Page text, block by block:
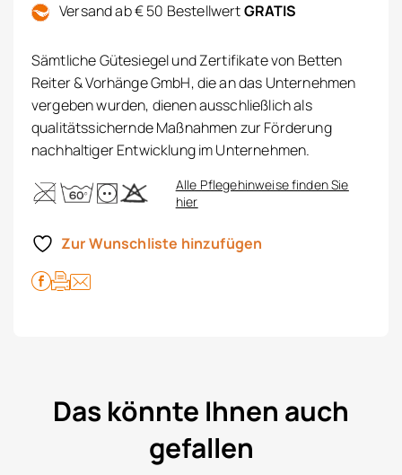
Versand ab € 50 BestellwertGRATIS
Sämtliche Gütesiegel und Zertifikate von Betten
Reiter & Vorhänge GmbH, die an das Unternehmen
vergeben wurden, dienen ausschließlich als
qualitätssichernde Maßnahmen zur Förderung
nachhaltiger Entwicklung im Unternehmen.
Alle Pflegehinweise finden Sie
hier
Zur Wunschliste hinzufügen
Das könnte Ihnen auch
gefallen